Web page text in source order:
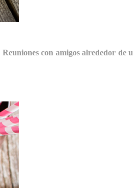
Reuniones con amigos alrededor de